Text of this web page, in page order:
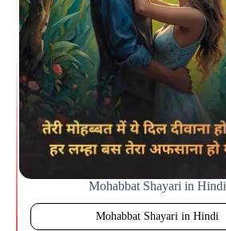
Mohabbat Shayari in Hindi
Mohabbat Shayari in Hindi